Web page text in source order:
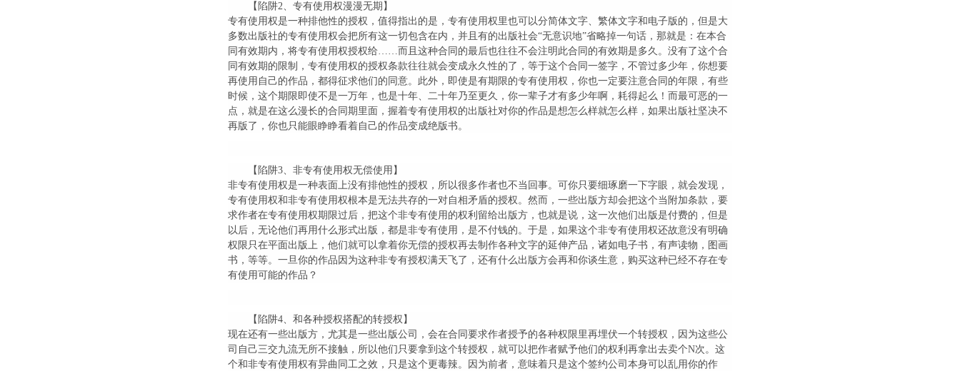
【陷阱2、专有使用权漫漫无期】
专有使用权是一种排他性的授权，值得指出的是，专有使用权里也可以分简体文字、繁体文字和电子版的，但是大
多数出版社的专有使用权会把所有这一切包含在内，并且有的出版社会“无意识地”省略掉一句话，那就是：在本合
同有效期内，将专有使用权授权给……而且这种合同的最后也往往不会注明此合同的有效期是多久。没有了这个合
同有效期的限制，专有使用权的授权条款往往就会变成永久性的了，等于这个合同一签字，不管过多少年，你想要
再使用自己的作品，都得征求他们的同意。此外，即使是有期限的专有使用权，你也一定要注意合同的年限，有些
时候，这个期限即使不是一万年，也是十年、二十年乃至更久，你一辈子才有多少年啊，耗得起么！而最可恶的一
点，就是在这么漫长的合同期里面，握着专有使用权的出版社对你的作品是想怎么样就怎么样，如果出版社坚决不
再版了，你也只能眼睁睁看着自己的作品变成绝版书。
【陷阱3、非专有使用权无偿使用】
非专有使用权是一种表面上没有排他性的授权，所以很多作者也不当回事。可你只要细琢磨一下字眼，就会发现，
专有使用权和非专有使用权根本是无法共存的一对自相矛盾的授权。然而，一些出版方却会把这个当附加条款，要
求作者在专有使用权期限过后，把这个非专有使用的权利留给出版方，也就是说，这一次他们出版是付费的，但是
以后，无论他们再用什么形式出版，都是非专有使用，是不付钱的。于是，如果这个非专有使用权还故意没有明确
权限只在平面出版上，他们就可以拿着你无偿的授权再去制作各种文字的延伸产品，诸如电子书，有声读物，图画
书，等等。一旦你的作品因为这种非专有授权满天飞了，还有什么出版方会再和你谈生意，购买这种已经不存在专
有使用可能的作品？
【陷阱4、和各种授权搭配的转授权】
现在还有一些出版方，尤其是一些出版公司，会在合同要求作者授予的各种权限里再埋伏一个转授权，因为这些公
司自己三交九流无所不接触，所以他们只要拿到这个转授权，就可以把作者赋予他们的权利再拿出去卖个N次。这
个和非专有使用权有异曲同工之效，只是这个更毒辣。因为前者，意味着只是这个签约公司本身可以乱用你的作